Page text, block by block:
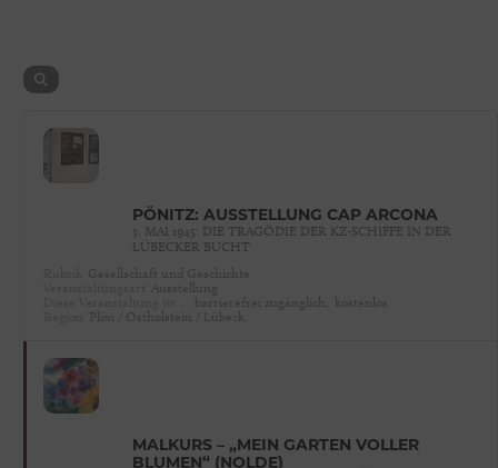
PÖNITZ: AUSSTELLUNG CAP ARCONA
3. MAI 1945: DIE TRAGÖDIE DER KZ-SCHIFFE IN DER
LÜBECKER BUCHT
MALKURS – „MEIN GARTEN VOLLER
BLUMEN“ (NOLDE)